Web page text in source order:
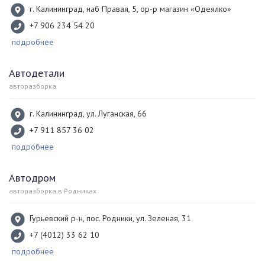
г. Калининград, наб Правая, 5, ор-р магазин «Одеялко»
+7 906 234 54 20
подробнее
Автодетали
авторазборка
г. Калининград, ул. Луганская, 66
+7 911 857 36 02
подробнее
Автодром
авторазборка в Родниках
Гурьевский р-н, пос. Родники, ул. Зеленая, 31
+7 (4012) 33 62 10
подробнее